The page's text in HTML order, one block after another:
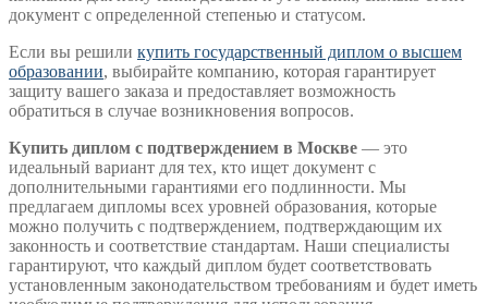
документ с определенной степенью и статусом.
Если вы решили купить государственный диплом о высшем
образовании, выбирайте компанию, которая гарантирует
защиту вашего заказа и предоставляет возможность
обратиться в случае возникновения вопросов.
Купить диплом с подтверждением в Москве — это
идеальный вариант для тех, кто ищет документ с
дополнительными гарантиями его подлинности. Мы
предлагаем дипломы всех уровней образования, которые
можно получить с подтверждением, подтверждающим их
законность и соответствие стандартам. Наши специалисты
гарантируют, что каждый диплом будет соответствовать
установленным законодательством требованиям и будет иметь